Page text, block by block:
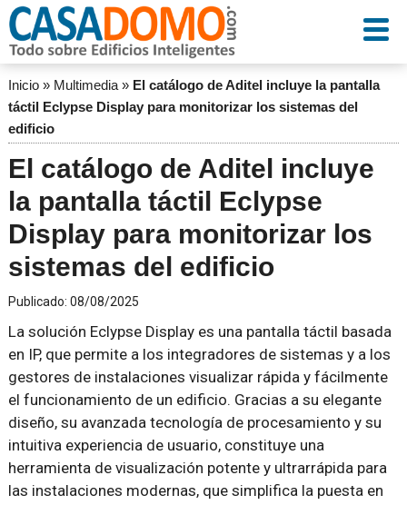
Inicio» Multimedia» El catálogo de Aditel incluye la pantalla
táctil Eclypse Display para monitorizar los sistemas del
edificio
El catálogo de Aditel incluye
la pantalla táctil Eclypse
Display para monitorizar los
sistemas del edificio
Publicado: 08/08/2025
La solución Eclypse Display es una pantalla táctil basada
en IP, que permite a los integradores de sistemas y a los
gestores de instalaciones visualizar rápida y fácilmente
el funcionamiento de un edificio. Gracias a su elegante
diseño, su avanzada tecnología de procesamiento y su
intuitiva experiencia de usuario, constituye una
herramienta de visualización potente y ultrarrápida para
las instalaciones modernas, que simplifica la puesta en